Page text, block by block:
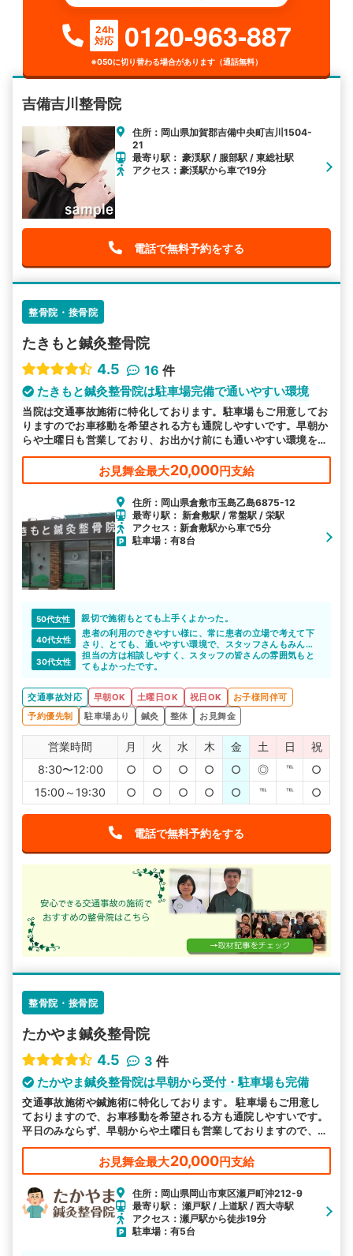
24h
対応
0120-963-887
※050に切り替わる場合があります（通話無料）
吉備吉川整骨院
住所：岡山県加賀郡吉備中央町吉川1504-
21
最寄り駅： 豪渓駅 / 服部駅 / 東総社駅
アクセス：豪渓駅から車で19分
電話で無料予約をする
整骨院・接骨院
たきもと鍼灸整骨院
4.5
16 件
たきもと鍼灸整骨院は駐車場完備で通いやすい環境
当院は交通事故施術に特化しております。駐車場もご用意してお
りますのでお車移動を希望される方も通院しやすいです。早朝か
らや土曜日も営業しており、お出かけ前にも通いやすい環境を整
えて皆様のお越しをお待ちしております。
お見舞金最大20,000円支給
住所：岡山県倉敷市玉島乙島6875-12
最寄り駅： 新倉敷駅 / 常盤駅 / 栄駅
アクセス：新倉敷駅から車で5分
駐車場：有8台
50代女性 親切で施術もとても上手くよかった。
40代女性
患者の利用のできやすい様に、常に患者の立場で考えて下
さり、とても、通いやすい環境で、スタッフさんもみんな
元気で感じ良かったです。
30代女性
担当の方は相談しやすく、スタッフの皆さんの雰囲気もと
てもよかったです。
交通事故対応 早朝OK 土曜日OK 祝日OK
お子様同伴可
予約優先制
駐車場あり 鍼灸 整体 お見舞金
営業時間 月 火 水 木 金 土 日
祝
8:30〜12:00
○ ○ ○ ○ ○ ◎ ℡
○
15:00～19:30
○ ○ ○ ○ ○ ℡ ℡ ○
電話で無料予約をする
整骨院・接骨院
たかやま鍼灸整骨院
4.5
3 件
たかやま鍼灸整骨院は早朝から受付・駐車場も完備
交通事故施術や鍼施術に特化しております。 駐車場もご用意し
ておりますので、お車移動を希望される方も通院しやすいです。
平日のみならず、早朝からや土曜日も営業しておりますので、お
忙しい方にも通いやすい環境を整えております。
お見舞金最大20,000円支給
住所：岡山県岡山市東区瀬戸町沖212-9
最寄り駅： 瀬戸駅 / 上道駅 / 西大寺駅
アクセス：瀬戸駅から徒歩19分
駐車場：有5台